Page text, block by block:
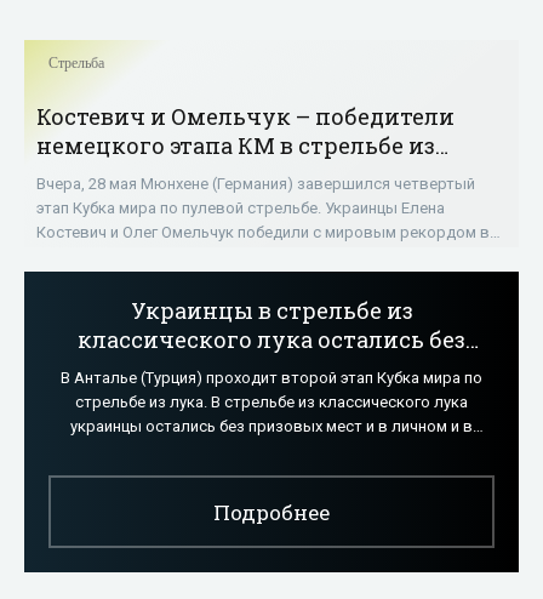
Стрельба
Костевич и Омельчук – победители
немецкого этапа КМ в стрельбе из
пневматического пистолета в миксте -
«Стрельба»
Вчера, 28 мая Мюнхене (Германия) завершился четвертый
этап Кубка мира по пулевой стрельбе. Украинцы Елена
Костевич и Олег Омельчук победили с мировым рекордом в
Украинцы в стрельбе из
классического лука остались без
наград на этапе КМ в Турции -
«Стрельба»
В Анталье (Турция) проходит второй этап Кубка мира по
стрельбе из лука. В стрельбе из классического лука
украинцы остались без призовых мест и в личном и в
Подробнее